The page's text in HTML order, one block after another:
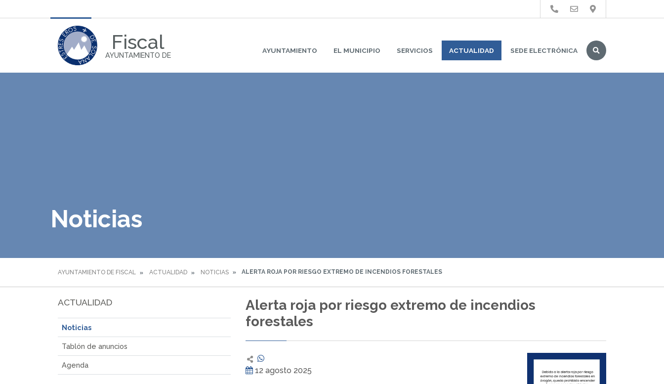
Fiscal
AYUNTAMIENTO DE
AYUNTAMIENTO EL MUNICIPIO SERVICIOS ACTUALIDAD SEDE ELECTRÓNICA
Buscar
Noticias
AYUNTAMIENTO DE FISCAL ACTUALIDAD NOTICIAS ALERTA ROJA POR RIESGO EXTREMO DE INCENDIOS FORESTALES
ACTUALIDAD
Noticias
Tablón de anuncios
Agenda
Alerta roja por riesgo extremo de incendios
forestales
12 agosto 2025